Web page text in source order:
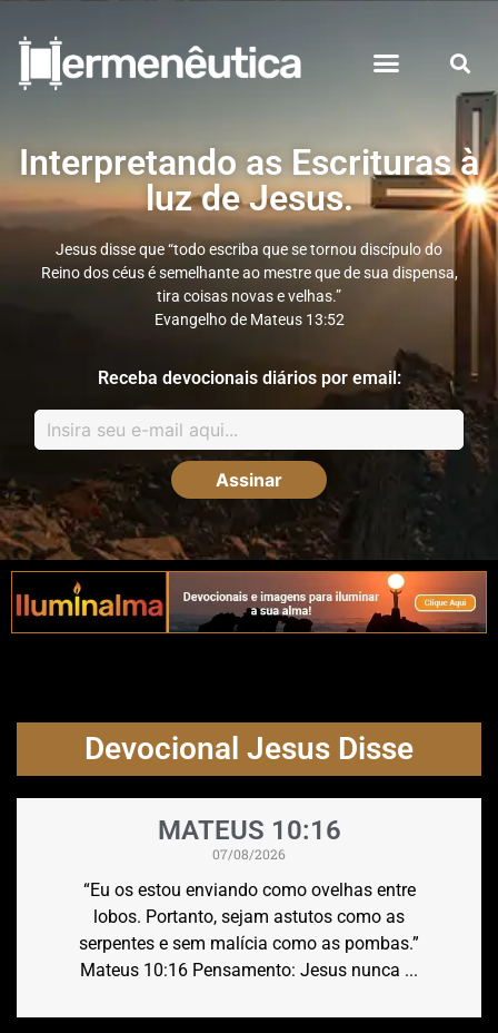
Interpretando as Escrituras à
luz de Jesus.
Jesus disse que “todo escriba que se tornou discípulo do
Reino dos céus é semelhante ao mestre que de sua dispensa,
tira coisas novas e velhas.”
Evangelho de Mateus 13:52
Receba devocionais diários por email:
Devocional Jesus Disse
MATEUS 10:16
07/08/2026
“Eu os estou enviando como ovelhas entre
lobos. Portanto, sejam astutos como as
serpentes e sem malícia como as pombas.”
Mateus 10:16 Pensamento: Jesus nunca